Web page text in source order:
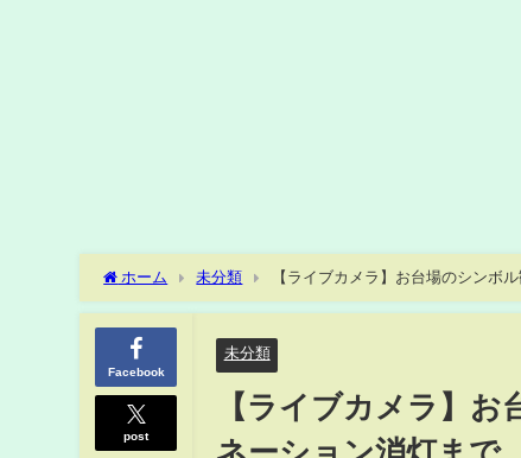
ホーム 未分類
【ライブカメラ】お台場のシン
Ferris wheel, last day Fixed point【live】
Facebook
post
未分類
【ライブカメラ】
ネーション消灯ま